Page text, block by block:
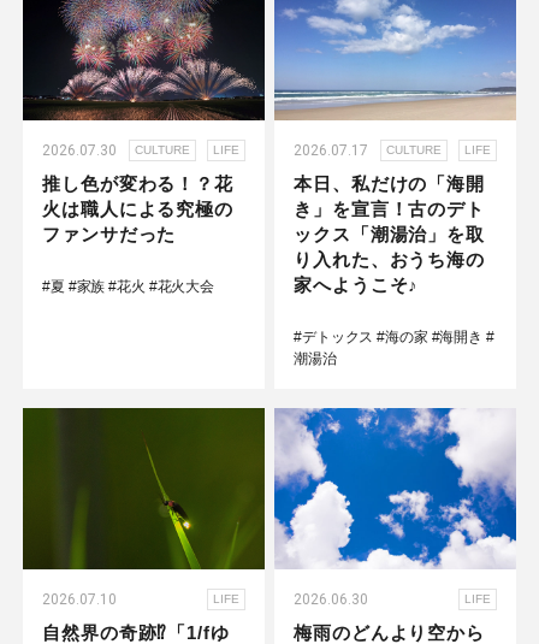
2026.07.30 CULTURE LIFE
推し色が変わる！？花
火は職人による究極の
ファンサだった
#夏 #家族 #花火 #花火大会
2026.07.17 CULTURE LIFE
本日、私だけの「海開
き」を宣言！古のデト
ックス「潮湯治」を取
り入れた、おうち海の
家へようこそ♪
#デトックス #海の家 #海開き #
潮湯治
2026.07.10 LIFE
自然界の奇跡⁉「1/fゆ
2026.06.30 LIFE
梅雨のどんより空から